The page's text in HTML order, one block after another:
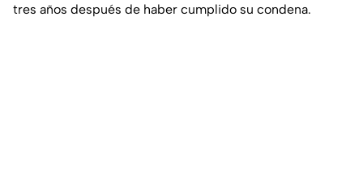
tres años después de haber cumplido su condena.